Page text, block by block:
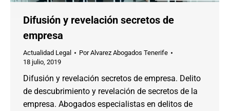
Difusión y revelación secretos de
empresa
Actualidad Legal PorAlvarez Abogados Tenerife
18 julio, 2019
Difusión y revelación secretos de empresa. Delito
de descubrimiento y revelación de secretos de la
empresa. Abogados especialistas en delitos de